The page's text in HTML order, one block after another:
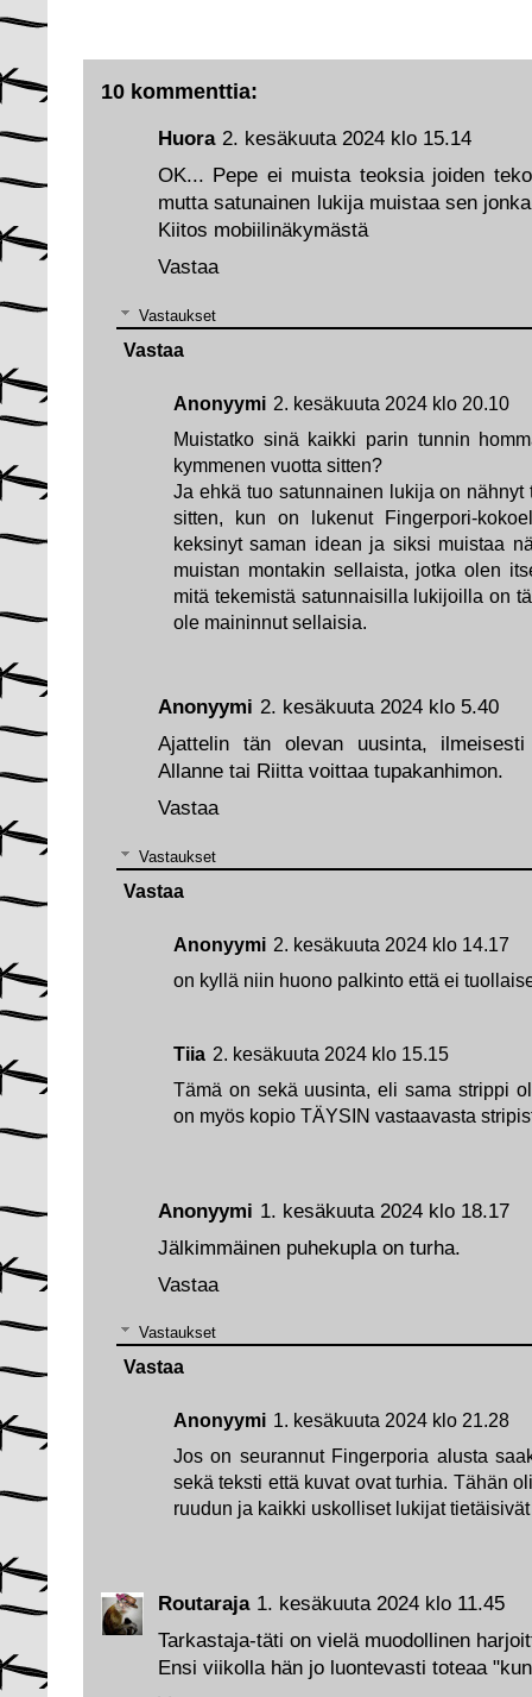
10 kommenttia:
Routaraja 1. kesäkuuta 2024 klo 11.45
Tarkastaja-täti on vielä muodollinen
Ensi viikolla hän jo luontevasti toteaa
Anonyymi 1. kesäkuuta 2024 klo 18.17
Jälkimmäinen puhekupla on turha.
Vastaa
Vastaukset
Anonyymi 1. kesäkuuta 2024 klo 21.28
Jos on seurannut Fingerporia alusta
sekä teksti että kuvat ovat turhia. Tähän
ruudun ja kaikki uskolliset lukijat
Vastaa
Anonyymi 2. kesäkuuta 2024 klo 5.40
Ajattelin tän olevan uusinta,
Allanne tai Riitta voittaa tupakanhimon.
Vastaa
Vastaukset
Anonyymi 2. kesäkuuta 2024 klo 14.17
on kyllä niin huono palkinto että ei
Tiia 2. kesäkuuta 2024 klo 15.15
Tämä on sekä uusinta, eli sama strippi
on myös kopio TÄYSIN vastaavasta
Vastaa
Huora 2. kesäkuuta 2024 klo 15.14
OK... Pepe ei muista teoksia joiden
mutta satunainen lukija muistaa sen
Kiitos mobiilinäkymästä
Vastaa
Vastaukset
Anonyymi 2. kesäkuuta 2024 klo 20.10
Muistatko sinä kaikki parin tunnin
kymmenen vuotta sitten?
Ja ehkä tuo satunnainen lukija on
sitten, kun on lukenut Fingerpori-
keksinyt saman idean ja siksi muistaa
muistan montakin sellaista, jotka olen
mitä tekemistä satunnaisilla lukijoilla on
ole maininnut sellaisia.
Vastaa